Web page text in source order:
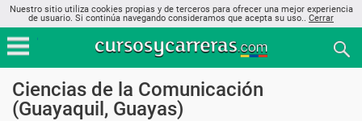
Nuestro sitio utiliza cookies propias y de terceros para ofrecer una mejor experiencia
de usuario. Si continúa navegando consideramos que acepta su uso.. Cerrar
Ciencias de la Comunicación
(Guayaquil, Guayas)